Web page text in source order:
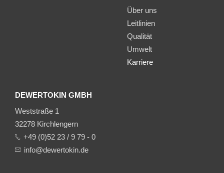
Über uns
Leitlinien
Qualität
Umwelt
Karriere
DEWERTOKIN GMBH
Weststraße 1
32278 Kirchlengern
+49 (0)52 23 / 9 79 - 0
info@dewertokin.de